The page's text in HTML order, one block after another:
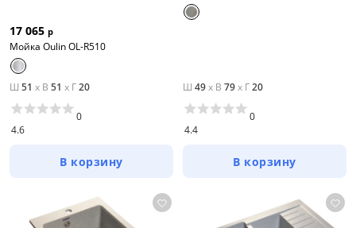
17 065 р
Мойка Oulin OL-R510
Ш 51 x В 51 x Г20
4.6
0
В корзину
Ш 49x В 79x Г20
4.4
0
В корзину